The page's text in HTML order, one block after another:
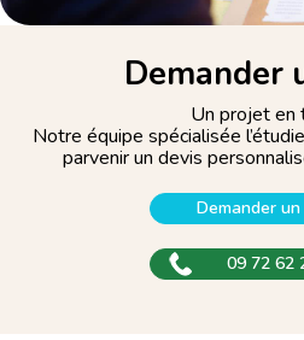
Demander
Un projet en
Notre équipe spécialisée
parvenir un devis
Demander un
09 72 62